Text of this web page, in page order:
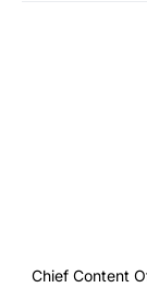
Chief Content